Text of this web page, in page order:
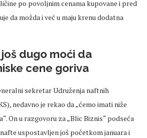
po povoljnim cenama kupovane i pred
da možda i već u maju krenu dodatna
dugo moći da
cene goriva
sekretar Udruženja naftnih
nedavno je rekao da „ćemo imati niže
On u razgovoru za „Blic Biznis“ podseća
uspostavljen još početkom januara i